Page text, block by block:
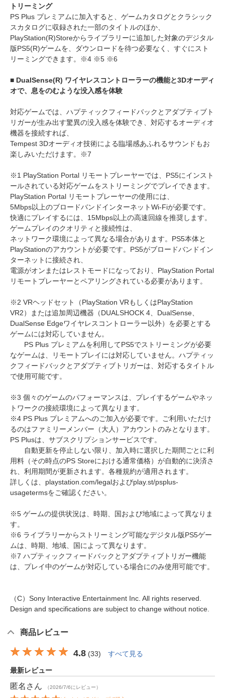
トリーミング
PS Plus プレミアムに加入すると、ゲームカタログとクラシック
スカタログに収録された一部のタイトルのほか、
PlayStation(R)Storeからライブラリーに追加した対象のデジタル
版PS5(R)ゲームを、ダウンロードを待つ必要なく、すぐにスト
リーミングできます。※4 ※5 ※6
■ DualSense(R) ワイヤレスコントローラーの機能と3Dオーディ
オで、息をのむような没入感を体験
対応ゲームでは、ハプティックフィードバックとアダプティブト
リガーが生み出す驚異の没入感を体験でき、対応するオーディオ
機器を接続すれば、
Tempest 3Dオーディオ技術による臨場感あふれるサウンドもお
楽しみいただけます。※7
※1 PlayStation Portal リモートプレーヤーでは、PS5にインスト
ールされている対応ゲームをストリーミングでプレイできます。
PlayStation Portal リモートプレーヤーの使用には、
5Mbps以上のブロードバンドインターネットWi-Fiが必要です。
快適にプレイするには、15Mbps以上の高速回線を推奨します。
ゲームプレイのクオリティと接続性は、
ネットワーク環境によって異なる場合があります。PS5本体と
PlayStationのアカウントが必要です。PS5がブロードバンドイン
ターネットに接続され、
電源がオンまたはレストモードになっており、PlayStation Portal
リモートプレーヤーとペアリングされている必要があります。
※2 VRヘッドセット（PlayStation VRもしくはPlayStation
VR2）または追加周辺機器（DUALSHOCK 4、DualSense、
DualSense Edgeワイヤレスコントローラー以外）を必要とする
ゲームには対応していません。
PS Plus プレミアムを利用してPS5でストリーミングが必要
なゲームは、リモートプレイには対応していません。ハプティッ
クフィードバックとアダプティブトリガーは、対応するタイトル
で使用可能です。
※3 個々のゲームのパフォーマンスは、プレイするゲームやネッ
トワークの接続環境によって異なります。
※4 PS Plus プレミアムへのご加入が必要です。ご利用いただけ
るのはファミリーメンバー（大人）アカウントのみとなります。
PS Plusは、サブスクリプションサービスです。
自動更新を停止しない限り、加入時に選択した期間ごとに利
用料（その時点のPS Storeにおける通常価格）が自動的に決済さ
れ、利用期間が更新されます。各種規約が適用されます。
詳しくは、playstation.com/legalおよびplay.st/psplus-
usagetermsをご確認ください。
※5 ゲームの提供状況は、時期、国および地域によって異なりま
す。
※6 ライブラリーからストリーミング可能なデジタル版PS5ゲー
ムは、時期、地域、国によって異なります。
※7 ハプティックフィードバックとアダプティブトリガー機能
は、プレイ中のゲームが対応している場合にのみ使用可能です。
（C）Sony Interactive Entertainment Inc. All rights reserved.
Design and specifications are subject to change without notice.
商品レビュー
4.8 (33) すべて見る
最新レビュー
匿名 さん （2026/7/6にレビュー）